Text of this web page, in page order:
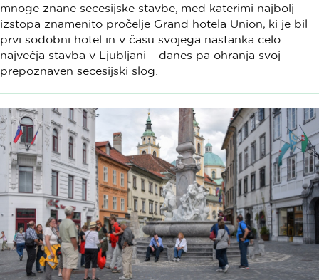
mnoge znane secesijske stavbe, med katerimi najbolj
izstopa znamenito pročelje Grand hotela Union, ki je bil
prvi sodobni hotel in v času svojega nastanka celo
največja stavba v Ljubljani – danes pa ohranja svoj
prepoznaven secesijski slog.